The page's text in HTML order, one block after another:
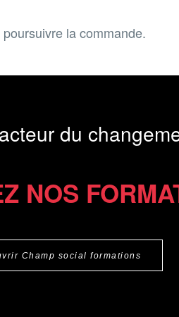
poursuivre la commande.
du
NOS
Champ social formations